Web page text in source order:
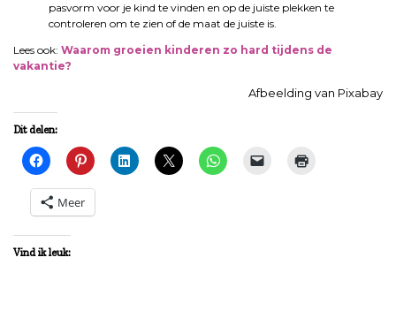
pasvorm voor je kind te vinden en op de juiste plekken te
controleren om te zien of de maat de juiste is.
Lees ook: Waarom groeien kinderen zo hard tijdens de
vakantie?
Afbeelding van Pixabay
Dit delen:
Meer
Vind ik leuk: